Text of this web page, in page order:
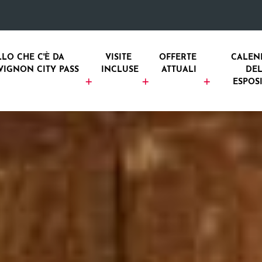
CHE C'È DA
CITY PASS
VISITE
INCLUSE
OFFERTE
ATTUALI